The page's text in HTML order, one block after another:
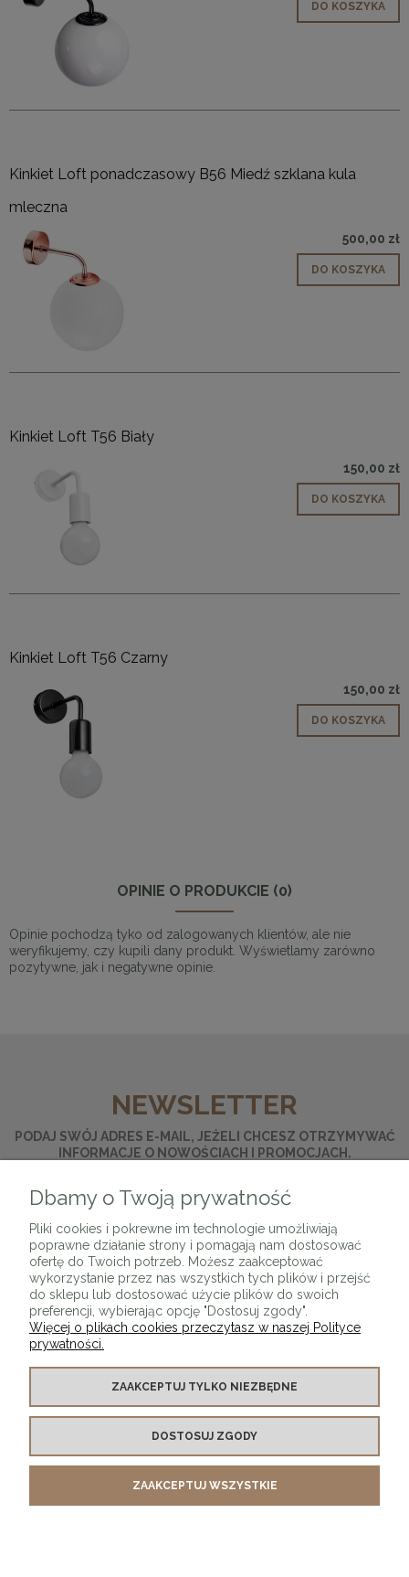
DO KOSZYKA
Kinkiet Loft ponadczasowy B56 Miedź szklana kula
mleczna
500,00 zł
DO KOSZYKA
Kinkiet Loft T56 Biały
150,00 zł
DO KOSZYKA
Kinkiet Loft T56 Czarny
150,00 zł
DO KOSZYKA
OPINIE O PRODUKCIE (0)
Opinie pochodzą tyko od zalogowanych klientów, ale nie
weryfikujemy, czy kupili dany produkt. Wyświetlamy zarówno
pozytywne, jak i negatywne opinie.
NEWSLETTER
PODAJ SWÓJ ADRES E-MAIL, JEŻELI CHCESZ OTRZYMYWAĆ
INFORMACJE O NOWOŚCIACH I PROMOCJACH.
KONTAKT Z NAMI
MOJE KONTO
Dbamy o Twoją prywatność
Pliki cookies i pokrewne im technologie umożliwiają
poprawne działanie strony i pomagają nam dostosować
ofertę do Twoich potrzeb. Możesz zaakceptować
wykorzystanie przez nas wszystkich tych plików i przejść
do sklepu lub dostosować użycie plików do swoich
preferencji, wybierając opcję "Dostosuj zgody".
Więcej o plikach cookies przeczytasz w naszej Polityce
prywatności.
ZAAKCEPTUJ TYLKO NIEZBĘDNE
DOSTOSUJ ZGODY
ZAAKCEPTUJ WSZYSTKIE